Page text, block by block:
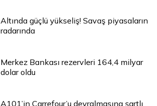
Altında güçlü yükseliş! Savaş piyasaların
radarında
Merkez Bankası rezervleri 164,4 milyar
dolar oldu
A101’in Carrefour’u devralmasına şartlı